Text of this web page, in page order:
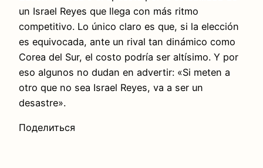
un Israel Reyes que llega con más ritmo
competitivo. Lo único claro es que, si la elección
es equivocada, ante un rival tan dinámico como
Corea del Sur, el costo podría ser altísimo. Y por
eso algunos no dudan en advertir: «Si meten a
otro que no sea Israel Reyes, va a ser un
desastre».
Поделиться